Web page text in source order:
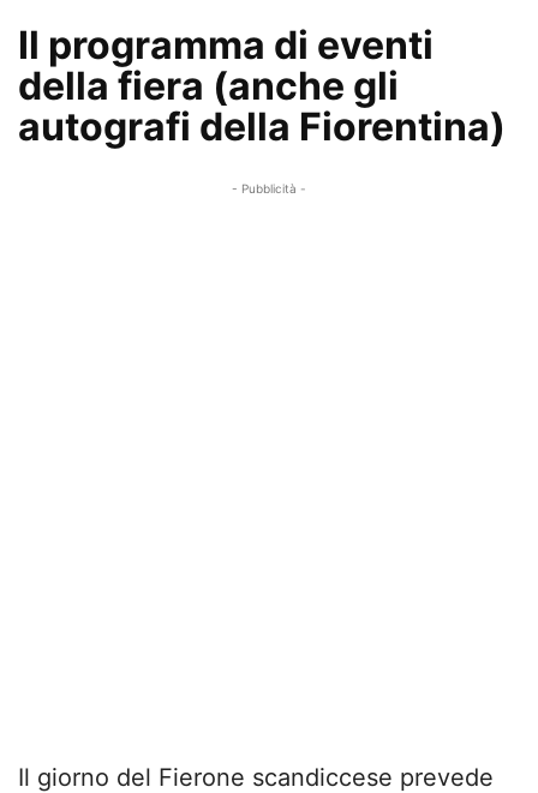
Il programma di eventi
della fiera (anche gli
autografi della Fiorentina)
- Pubblicità -
Il giorno del Fierone scandiccese prevede